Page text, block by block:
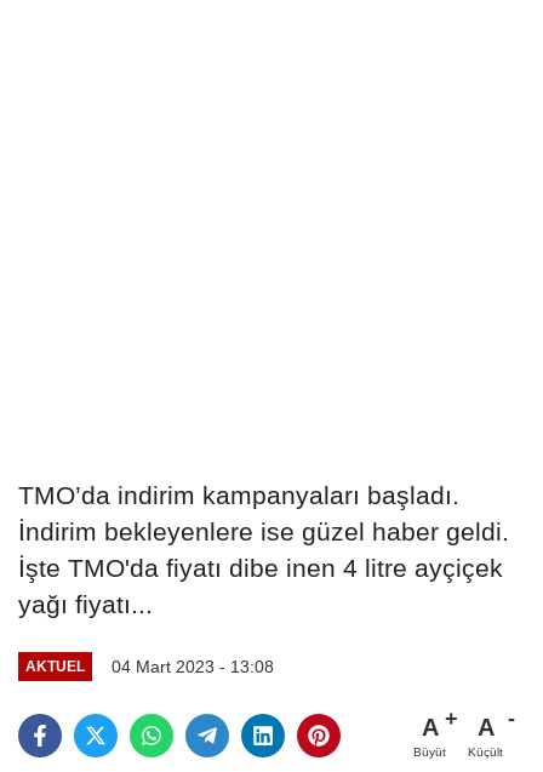
TMO’da indirim kampanyaları başladı.
İndirim bekleyenlere ise güzel haber geldi.
İşte TMO'da fiyatı dibe inen 4 litre ayçiçek
yağı fiyatı...
AKTUEL 04 Mart 2023 - 13:08
A
Büyüt
A
Küçült